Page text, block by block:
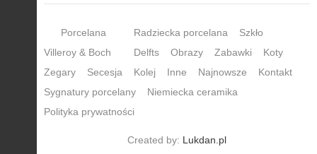
Porcelana
Villeroy & Boch
Radziecka porcelana
Szkło
Delfts
Obrazy Zabawki
Koty
Zegary
Secesja Kolej Inne Najnowsze
Kontakt
Sygnatury porcelany
Niemiecka ceramika
Polityka prywatności
Created by: Lukdan.pl